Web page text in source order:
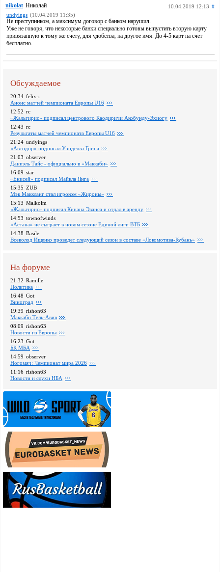
nikolat Николай 10.04.2019 12:13 #
undyings (10.04.2019 11:35)
Не преступником, а максимум договор с банком нарушил.
Уже не говоря, что некоторые банки специально готовы выпустить вторую карту
привязанную к тому же счету, для удобства, на другое имя. До 4-5 карт на счет
бесплатно.
Обсуждаемое
20:34 felix-r
Анонс матчей чемпионата Европы U16
12:52 rc
«Жальгирис» подписал центрового Каодиричи Акобунду-Эхиогу
12:43 rc
Pезультаты матчей чемпионата Европы U16
21:24 undyings
«Автодор» подписал Уэнделла Грина
21:03 observer
Даниэль Тайс - официально в «Маккаби»
16:09 star
«Енисей» подписал Майкла Янга
15:35 ZUB
Мэк Маккланг стал игроком «Жироны»
15:13 Malkolm
«Жальгирис» подписал Кинана Эванса и отдал в аренду
14:53 townofwinds
«Астана» не сыграет в новом сезоне Единой лиги ВТБ
14:38 Basile
Всеволод Ищенко проведет следующий сезон в составе «Локомотива-Кубань»
На форуме
21:32 Ramille
Политика
16:48 Got
Виноград
19:39 rishon63
Маккаби Тель-Авив
08:09 rishon63
Новости из Европы
16:23 Got
БК МБА
14:59 observer
Ногомяч: Чемпионат мира 2026
11:16 rishon63
Новости и слухи НБА